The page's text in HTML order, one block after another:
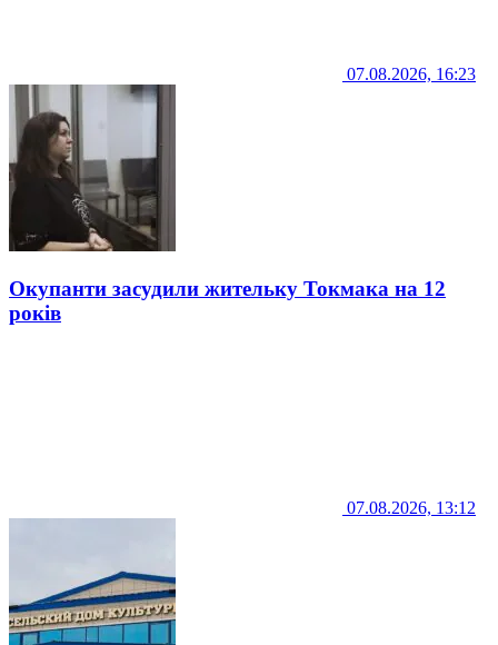
07.08.2026, 16:23
Окупанти засудили жительку Токмака на 12
років
07.08.2026, 13:12